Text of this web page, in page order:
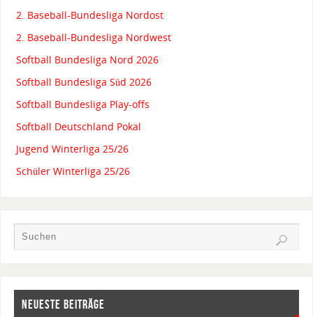
2. Baseball-Bundesliga Nordost
2. Baseball-Bundesliga Nordwest
Softball Bundesliga Nord 2026
Softball Bundesliga Süd 2026
Softball Bundesliga Play-offs
Softball Deutschland Pokal
Jugend Winterliga 25/26
Schüler Winterliga 25/26
NEUESTE BEITRÄGE